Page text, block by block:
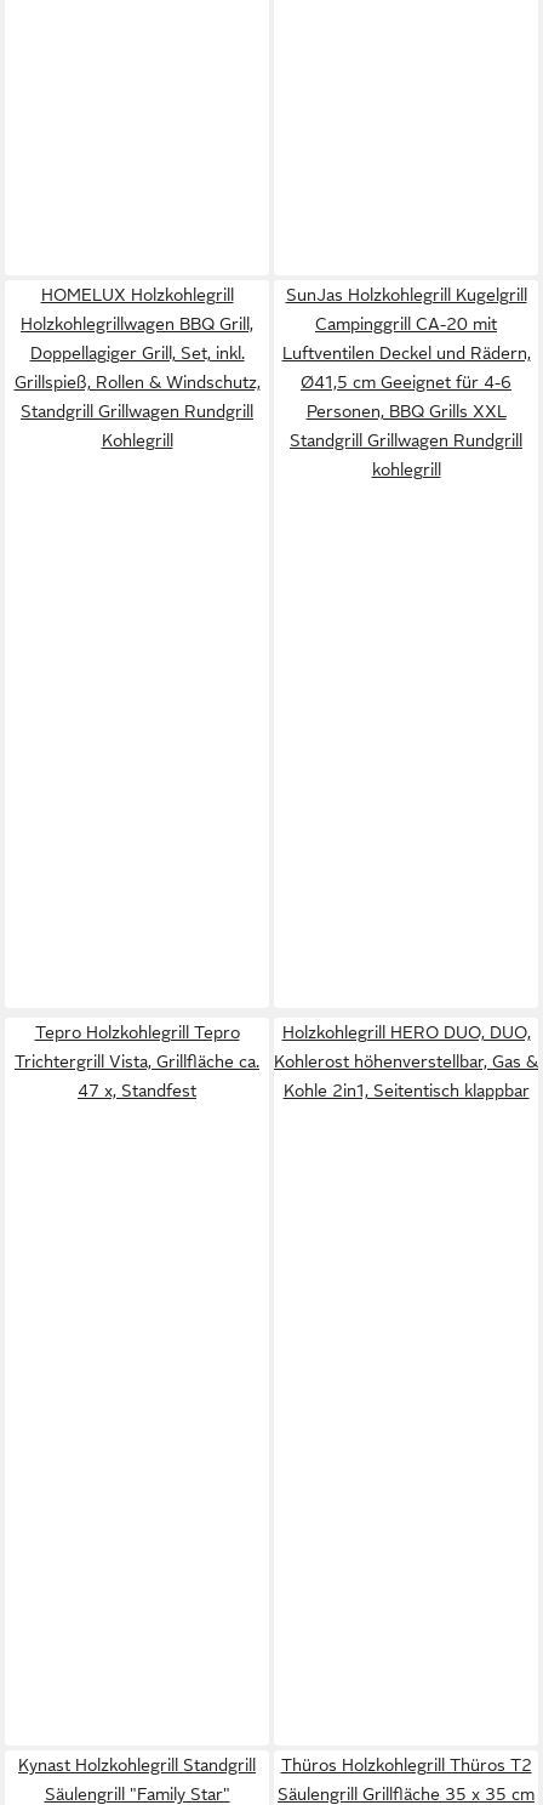
HOMELUX Holzkohlegrill
Holzkohlegrillwagen BBQ Grill,
Doppellagiger Grill, Set, inkl.
Grillspieß, Rollen & Windschutz,
Standgrill Grillwagen Rundgrill
Kohlegrill
SunJas Holzkohlegrill Kugelgrill
Campinggrill CA-20 mit
Luftventilen Deckel und Rädern,
Ø41,5 cm Geeignet für 4-6
Personen, BBQ Grills XXL
Standgrill Grillwagen Rundgrill
kohlegrill
Tepro Holzkohlegrill Tepro
Trichtergrill Vista, Grillfläche ca.
47 x, Standfest
Holzkohlegrill HERO DUO, DUO,
Kohlerost höhenverstellbar, Gas &
Kohle 2in1, Seitentisch klappbar
Kynast Holzkohlegrill Standgrill
Säulengrill "Family Star"
Thüros Holzkohlegrill Thüros T2
Säulengrill Grillfläche 35 x 35 cm